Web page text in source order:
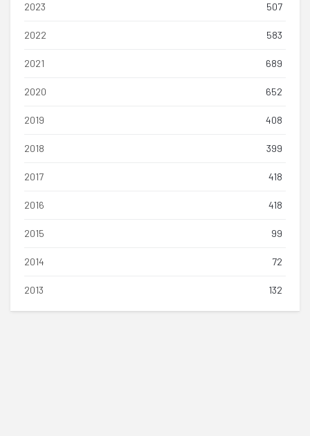
2023 507
2022 583
2021 689
2020 652
2019 408
2018 399
2017 418
2016 418
2015 99
2014 72
2013 132